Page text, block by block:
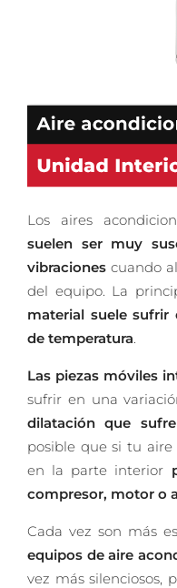
Los aires
suelen ser muy
vibraciones cuando
del equipo. La
material suele sufrir
de temperatura.
Las piezas móviles
sufrir en una
dilatación que
posible que si tu
en la parte interior
compresor, motor o
Cada vez son más
equipos de aire
vez más silenciosos,